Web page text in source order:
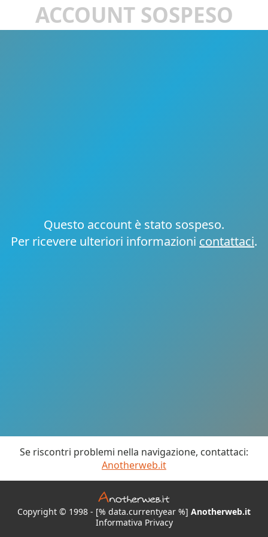
ACCOUNT SOSPESO
Questo account è stato sospeso.
Per ricevere ulteriori informazioni contattaci.
Se riscontri problemi nella navigazione, contattaci:
Anotherweb.it
Copyright © 1998 - [% data.currentyear %] Anotherweb.it
Informativa Privacy